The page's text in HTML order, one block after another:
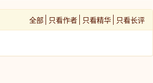
全部 只看作者 只看精华 只看长评